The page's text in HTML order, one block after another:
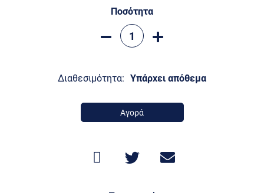
Ποσότητα
Διαθεσιμότητα: Υπάρχει απόθεμα
Αγορά